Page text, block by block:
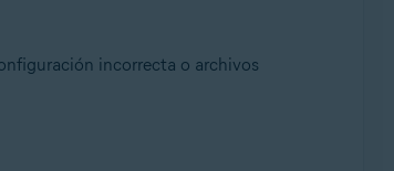
incorrecta o archivos